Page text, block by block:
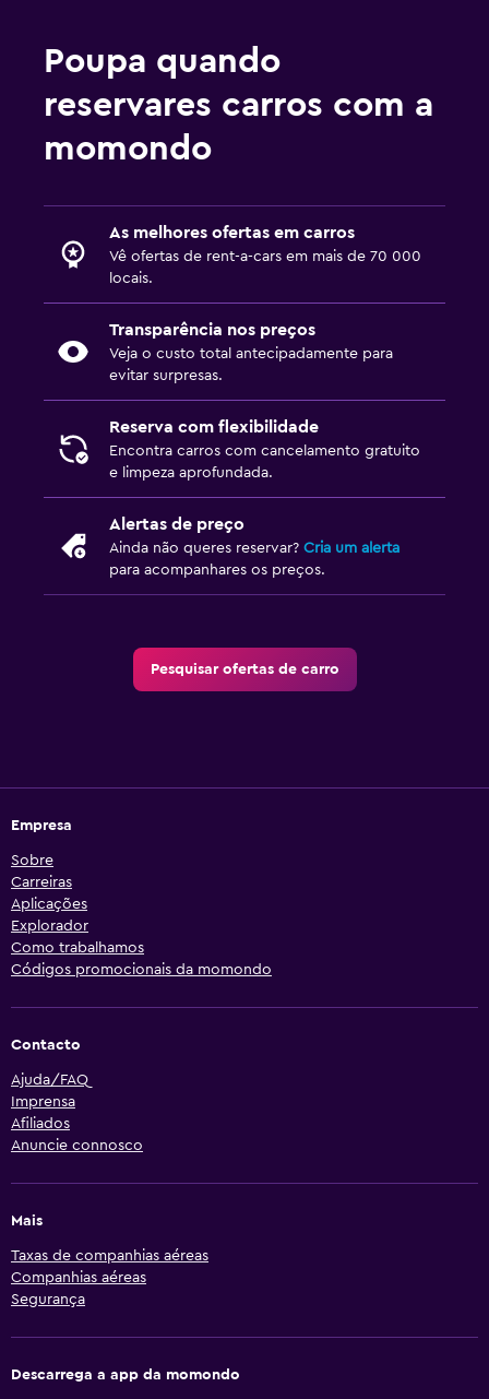
Poupa quando
reservares carros com a
momondo
As melhores ofertas em carros
Vê ofertas de rent-a-cars em mais de 70 000
locais.
Transparência nos preços
Veja o custo total antecipadamente para
evitar surpresas.
Reserva com flexibilidade
Encontra carros com cancelamento gratuito
e limpeza aprofundada.
Alertas de preço
Ainda não queres reservar? Cria um alerta
para acompanhares os preços.
Pesquisar ofertas de carro
Empresa
Sobre
Carreiras
Aplicações
Explorador
Como trabalhamos
Códigos promocionais da momondo
Contacto
Ajuda/FAQ
Imprensa
Afiliados
Anuncie connosco
Mais
Taxas de companhias aéreas
Companhias aéreas
Segurança
Descarrega a app da momondo